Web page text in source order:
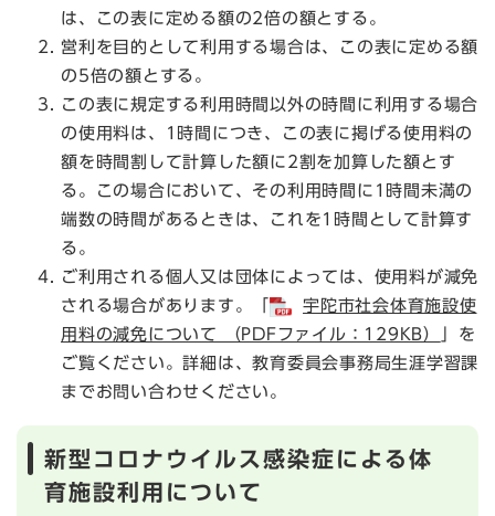
は、この表に定める額の2倍の額とする。
営利を目的として利用する場合は、この表に定める額
の5倍の額とする。
この表に規定する利用時間以外の時間に利用する場合
の使用料は、1時間につき、この表に掲げる使用料の
額を時間割して計算した額に2割を加算した額とす
る。この場合において、その利用時間に1時間未満の
端数の時間があるときは、これを1時間として計算す
る。
ご利用される個人又は団体によっては、使用料が減免
される場合があります。「
宇陀市社会体育施設使
用料の減免について （PDFファイル：129KB）
」を
ご覧ください。詳細は、教育委員会事務局生涯学習課
までお問い合わせください。
新型コロナウイルス感染症による体
育施設利用について